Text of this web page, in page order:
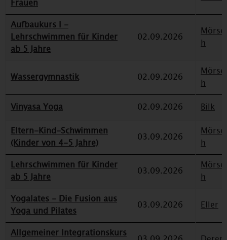
Frauen
Aufbaukurs I -
Lehrschwimmen für Kinder
ab 5 Jahre
02.09.2026
h
Wassergymnastik 02.09.2026
h
Vinyasa Yoga
02.09.2026
Bilk
Eltern-Kind-Schwimmen
(Kinder von 4-5 Jahre)
03.09.2026
h
Lehrschwimmen für Kinder
ab 5 Jahre
03.09.2026
h
Yogalates - Die Fusion aus
Yoga und Pilates
03.09.2026 Eller
Allgemeiner Integrationskurs